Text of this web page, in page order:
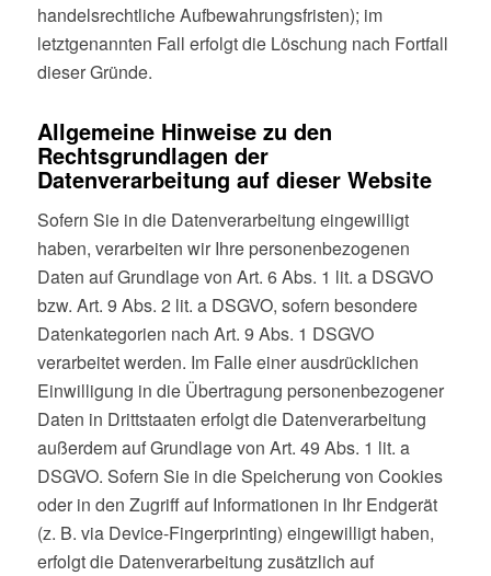
handelsrechtliche Aufbewahrungsfristen); im
letztgenannten Fall erfolgt die Löschung nach Fortfall
dieser Gründe.
Allgemeine Hinweise zu den
Rechtsgrundlagen der
Datenverarbeitung auf dieser Website
Sofern Sie in die Datenverarbeitung eingewilligt
haben, verarbeiten wir Ihre personenbezogenen
Daten auf Grundlage von Art. 6 Abs. 1 lit. a DSGVO
bzw. Art. 9 Abs. 2 lit. a DSGVO, sofern besondere
Datenkategorien nach Art. 9 Abs. 1 DSGVO
verarbeitet werden. Im Falle einer ausdrücklichen
Einwilligung in die Übertragung personenbezogener
Daten in Drittstaaten erfolgt die Datenverarbeitung
außerdem auf Grundlage von Art. 49 Abs. 1 lit. a
DSGVO. Sofern Sie in die Speicherung von Cookies
oder in den Zugriff auf Informationen in Ihr Endgerät
(z. B. via Device-Fingerprinting) eingewilligt haben,
erfolgt die Datenverarbeitung zusätzlich auf